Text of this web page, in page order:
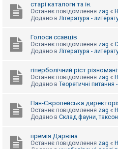
старі каталоги та ін.
Останнє повідомлення zag «
Додано в Література -
Голоси ссавців
Останнє повідомлення zag «
Додано в Література -
гіперболічний ріст
Останнє повідомлення zag «
Додано в Теоретичні
Пан-Європейська
Останнє повідомлення zag «
Додано в Склад фауни,
премія Дарвіна
Останнє повідомлення zag «